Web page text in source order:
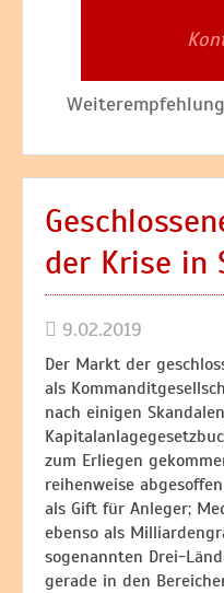
Weiterempfehlung
der Krise in
9.02.2019
Der Markt der
als
nach einigen
zum Erliegen
reihenweise
als Gift für Anleger;
ebenso als
sogenannten Drei-
gerade in den